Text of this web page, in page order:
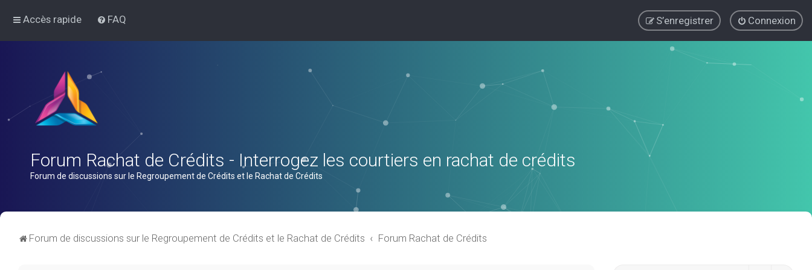
Accès rapide FAQ Connexion
S’enregistrer
Forum Rachat de Crédits - Interrogez les courtiers en rachat de crédits
Forum de discussions sur le Regroupement de Crédits et le Rachat de Crédits
Forum de discussions sur le Regroupement de Crédits et le Rachat de Crédits Forum Rachat de Crédits